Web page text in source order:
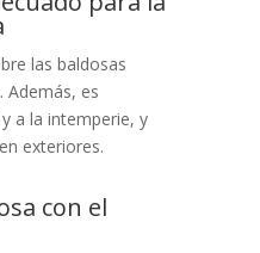
las baldosas
Además, es
a la intemperie, y
exteriores.
con el